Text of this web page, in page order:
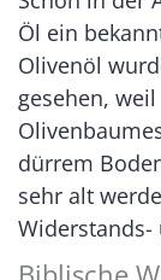
Öl ein
Olivenöl
gesehen,
dürrem
sehr alt
Widerstands-